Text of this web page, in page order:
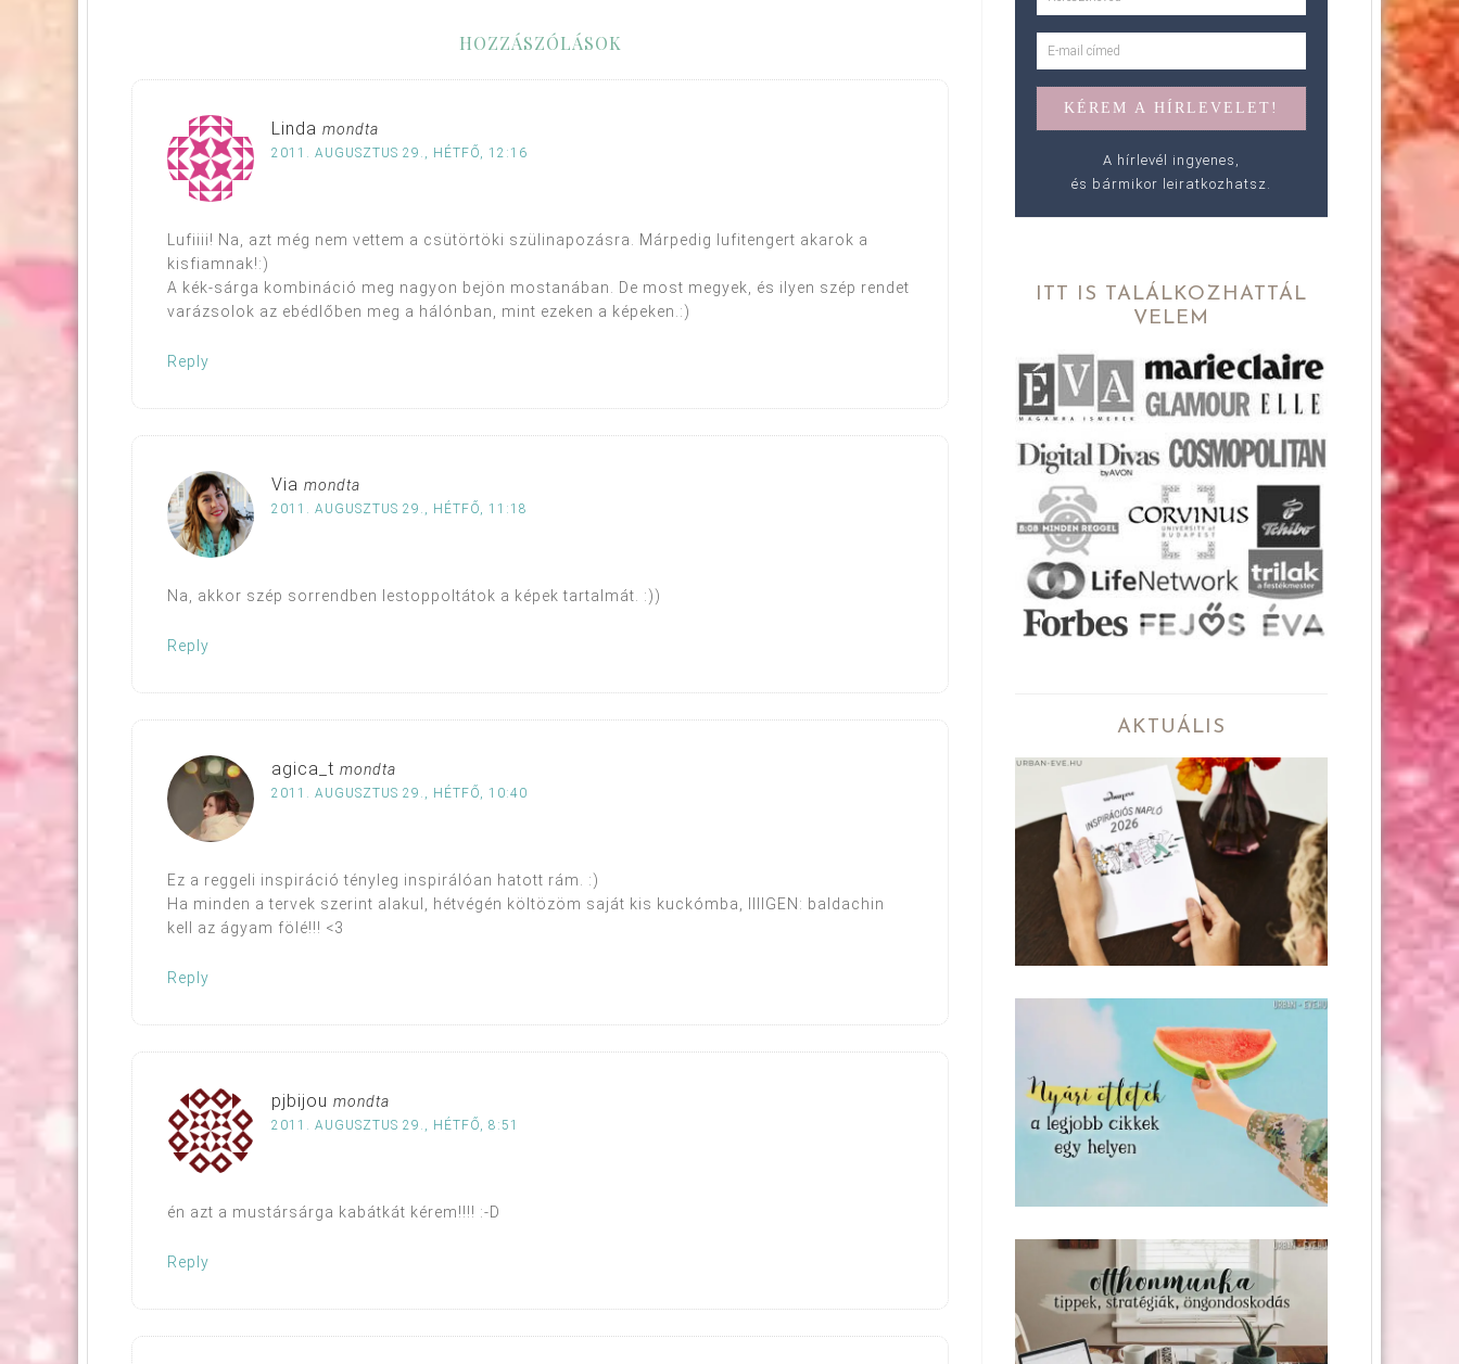
HOZZÁSZÓLÁSOK
Linda mondta
2011. AUGUSZTUS 29., HÉTFŐ, 12:16
Lufiiii! Na, azt még nem vettem a csütörtöki szülinapozásra. Márpedig lufitengert akarok a
kisfiamnak!:)
A kék-sárga kombináció meg nagyon bejön mostanában. De most megyek, és ilyen szép rendet
varázsolok az ebédlőben meg a hálónban, mint ezeken a képeken.:)
Reply
Via mondta
2011. AUGUSZTUS 29., HÉTFŐ, 11:18
Na, akkor szép sorrendben lestoppoltátok a képek tartalmát. :))
Reply
agica_t mondta
2011. AUGUSZTUS 29., HÉTFŐ, 10:40
Ez a reggeli inspiráció tényleg inspirálóan hatott rám. :)
Ha minden a tervek szerint alakul, hétvégén költözöm saját kis kuckómba, IIIIGEN: baldachin
kell az ágyam fölé!!! <3
Reply
pjbijou mondta
2011. AUGUSZTUS 29., HÉTFŐ, 8:51
én azt a mustársárga kabátkát kérem!!!! :-D
Reply
A hírlevél ingyenes,
és bármikor leiratkozhatsz.
ITT IS TALÁLKOZHATTÁL
VELEM
AKTUÁLIS